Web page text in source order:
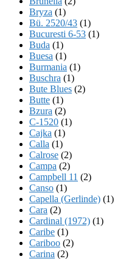
Bryza (1)
Bü. 2520/43 (1)
Bucuresti 6-53 (1)
Buda (1)
Buesa (1)
Burmania (1)
Buschra (1)
Bute Blues (2)
Butte (1)
Bzura (2)
C-1520 (1)
Cajka (1)
Calla (1)
Calrose (2)
Campa (2)
Campbell 11 (2)
Canso (1)
Capella (Gerlinde) (1)
Cara (2)
Cardinal (1972) (1)
Caribe (1)
Cariboo (2)
Carina (2)